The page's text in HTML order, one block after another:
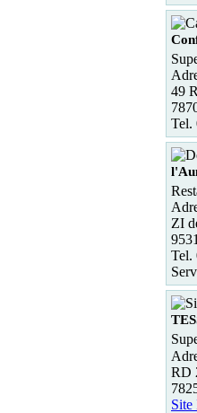
49
Tel.
ZI
Tel.
RD
Site